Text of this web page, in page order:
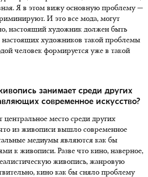
Я в этом вижу основную проблему —
И это все мода, могут
настоящий художник должен быть
художников такой проблемы
человек формируется уже в такой
занимает среди других
современное искусство?
место среди других
из живописи вышло современное
медиумы являются как бы
к живописи. Разве что кино, наверное,
живопись, жанровую
кино как бы сняло проблему